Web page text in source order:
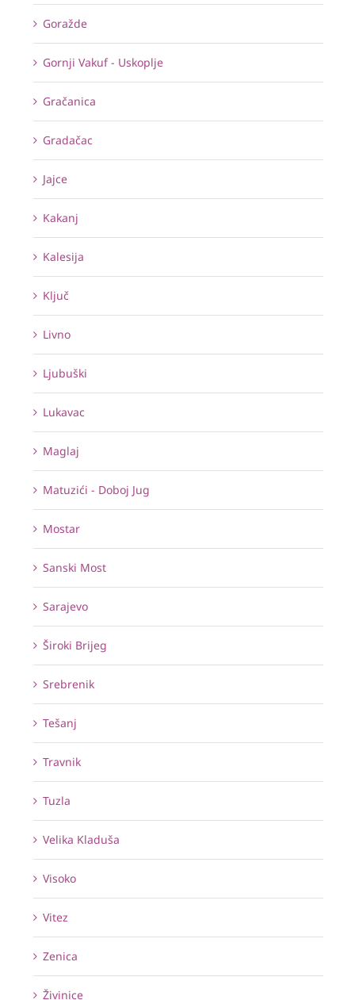
Goražde
Gornji Vakuf - Uskoplje
Gračanica
Gradačac
Jajce
Kakanj
Kalesija
Ključ
Livno
Ljubuški
Lukavac
Maglaj
Matuzići - Doboj Jug
Mostar
Sanski Most
Sarajevo
Široki Brijeg
Srebrenik
Tešanj
Travnik
Tuzla
Velika Kladuša
Visoko
Vitez
Zenica
Živinice